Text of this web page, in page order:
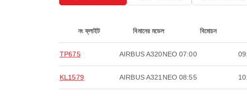
নং ফ্লাইট বিমানের মডেল বিমোচন
TP675 AIRBUS A320NEO 07:00
KL1579 AIRBUS A321NEO 08:55